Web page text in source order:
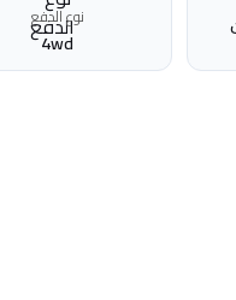
نوع الدفع
4wd